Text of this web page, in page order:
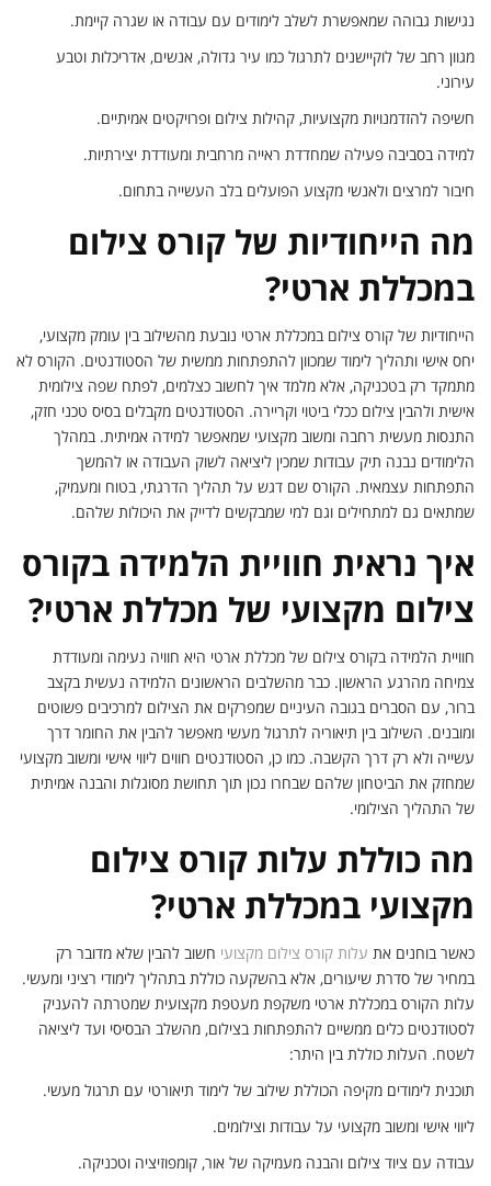
נגישות גבוהה שמאפשרת לשלב לימודים עם עבודה או שגרה קיימת.
מגוון רחב של לוקיישנים לתרגול כמו עיר גדולה, אנשים, אדריכלות וטבע
עירוני.
חשיפה להזדמנויות מקצועיות, קהילות צילום ופרויקטים אמיתיים.
למידה בסביבה פעילה שמחדדת ראייה מרחבית ומעודדת יצירתיות.
חיבור למרצים ולאנשי מקצוע הפועלים בלב העשייה בתחום.
מה הייחודיות של קורס צילום
במכללת ארטי?
הייחודיות של קורס צילום במכללת ארטי נובעת מהשילוב בין עומק מקצועי,
יחס אישי ותהליך לימוד שמכוון להתפתחות ממשית של הסטודנטים. הקורס לא
מתמקד רק בטכניקה, אלא מלמד איך לחשוב כצלמים, לפתח שפה צילומית
אישית ולהבין צילום ככלי ביטוי וקריירה. הסטודנטים מקבלים בסיס טכני חזק,
התנסות מעשית רחבה ומשוב מקצועי שמאפשר למידה אמיתית. במהלך
הלימודים נבנה תיק עבודות שמכין ליציאה לשוק העבודה או להמשך
התפתחות עצמאית. הקורס שם דגש על תהליך הדרגתי, בטוח ומעמיק,
שמתאים גם למתחילים וגם למי שמבקשים לדייק את היכולות שלהם.
איך נראית חוויית הלמידה בקורס
צילום מקצועי של מכללת ארטי?
חוויית הלמידה בקורס צילום של מכללת ארטי היא חוויה נעימה ומעודדת
צמיחה מהרגע הראשון. כבר מהשלבים הראשונים הלמידה נעשית בקצב
ברור, עם הסברים בגובה העיניים שמפרקים את הצילום למרכיבים פשוטים
ומובנים. השילוב בין תיאוריה לתרגול מעשי מאפשר להבין את החומר דרך
עשייה ולא רק דרך הקשבה. כמו כן, הסטודנטים חווים ליווי אישי ומשוב מקצועי
שמחזק את הביטחון שלהם שבחרו נכון תוך תחושת מסוגלות והבנה אמיתית
של התהליך הצילומי.
מה כוללת עלות קורס צילום
מקצועי במכללת ארטי?
כאשר בוחנים את עלות קורס צילום מקצועי חשוב להבין שלא מדובר רק
במחיר של סדרת שיעורים, אלא בהשקעה כוללת בתהליך לימודי רציני ומעשי.
עלות הקורס במכללת ארטי משקפת מעטפת מקצועית שמטרתה להעניק
לסטודנטים כלים ממשיים להתפתחות בצילום, מהשלב הבסיסי ועד ליציאה
לשטח. העלות כוללת בין היתר:
תוכנית לימודים מקיפה הכוללת שילוב של לימוד תיאורטי עם תרגול מעשי.
ליווי אישי ומשוב מקצועי על עבודות וצילומים.
עבודה עם ציוד צילום והבנה מעמיקה של אור, קומפוזיציה וטכניקה.